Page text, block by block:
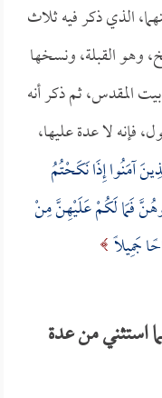
الذي ذكر فيه ثلاث
وهو القبلة، ونسخها
المقدس، ثم ذكر أنه
فإنه لا عدة عليها،
آمَنُوا إِذَا نَكَحْتُمُ
فَمَا لَكُمْ عَلَيْهِنَّ مِنْ
جَمِيلًا
استثني من عدة